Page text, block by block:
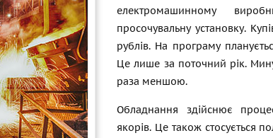
електромашинному
просочувальну установку.
рублів. На програму
Це лише за поточний рік.
раза меншою.
Обладнання здійснює
якорів. Це також стосується